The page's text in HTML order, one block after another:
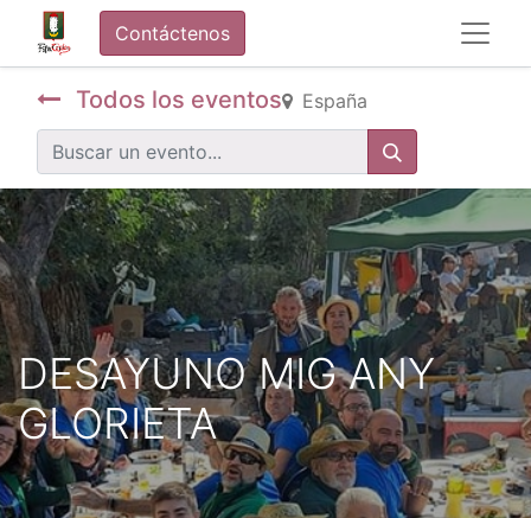
Contáctenos
Todos los eventos España
DESAYUNO MIG ANY
GLORIETA